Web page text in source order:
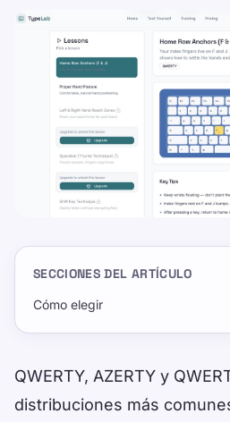
SECCIONES DEL ARTÍCULO
Cómo elegir
QWERTY, AZERTY y
distribuciones más